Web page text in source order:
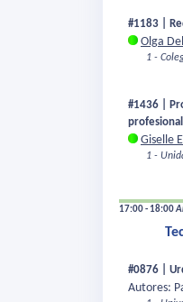
#1183 |
Olga
1 -
#1436 |
Giselle
1 -
17:00 - 18:00
#0876 |
Autores: